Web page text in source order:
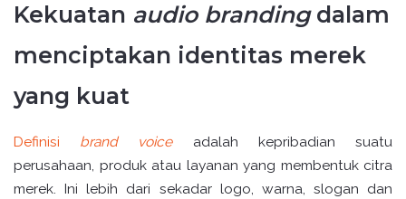
Kekuatan audio brandingdalam
menciptakan identitas merek
yang kuat
Definisi brand voice
adalah kepribadian suatu
perusahaan, produk atau layanan yang membentuk citra
merek. Ini lebih dari sekadar logo, warna, slogan dan